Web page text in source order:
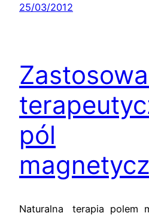
25/03/2012
pól
Naturalna terapia polem